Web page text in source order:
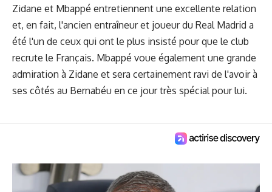
Zidane et Mbappé entretiennent une excellente relation
et, en fait, l'ancien entraîneur et joueur du Real Madrid a
été l'un de ceux qui ont le plus insisté pour que le club
recrute le Français. Mbappé voue également une grande
admiration à Zidane et sera certainement ravi de l'avoir à
ses côtés au Bernabéu en ce jour très spécial pour lui.